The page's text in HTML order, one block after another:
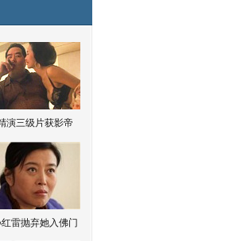
演三级片获影帝
雷抛弃她入佛门